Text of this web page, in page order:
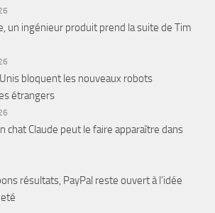
un ingénieur produit prend la suite de Tim
bloquent les nouveaux robots
étrangers
chat Claude peut le faire apparaître dans
résultats, PayPal reste ouvert à l’idée